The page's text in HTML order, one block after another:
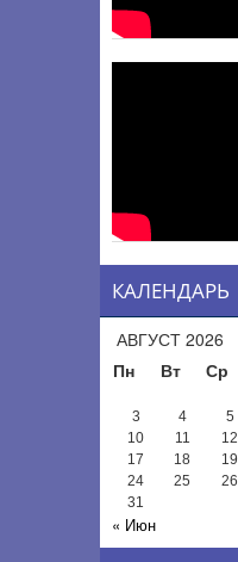
КАЛЕНДАРЬ
АВГУСТ 2026
Пн
Вт Ср
3
4 5
10
11 12
17
18 19
24
25 26
31
« Июн